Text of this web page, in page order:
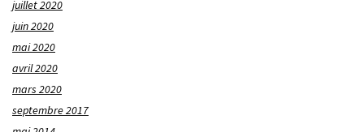
juillet 2020
juin 2020
mai 2020
avril 2020
mars 2020
septembre 2017